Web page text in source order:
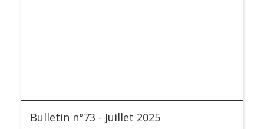
Bulletin n°73 - Juillet 2025